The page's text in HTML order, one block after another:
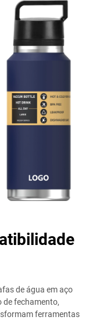
de água em aço
de fechamento,
ferramentas